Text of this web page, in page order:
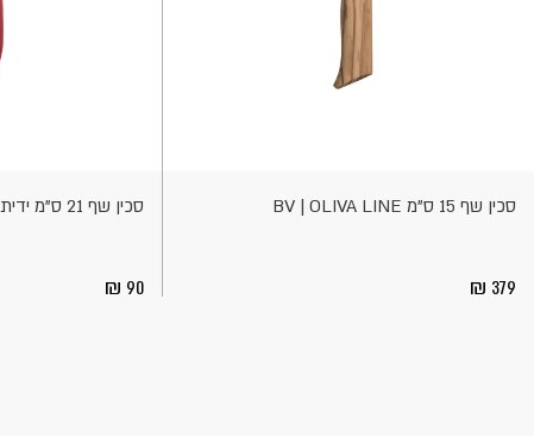
סכין שף 15 ס"מ BV | OLIVA LINE
379
סכין שף 21 ס"מ ידית פלסטיק אדומה | BEROX
90